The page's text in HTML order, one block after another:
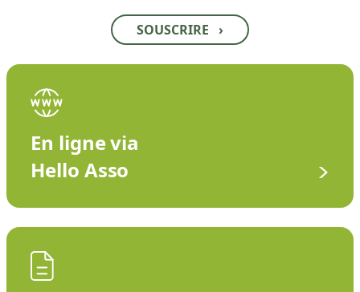
SOUSCRIRE ›
En ligne via
Hello Asso